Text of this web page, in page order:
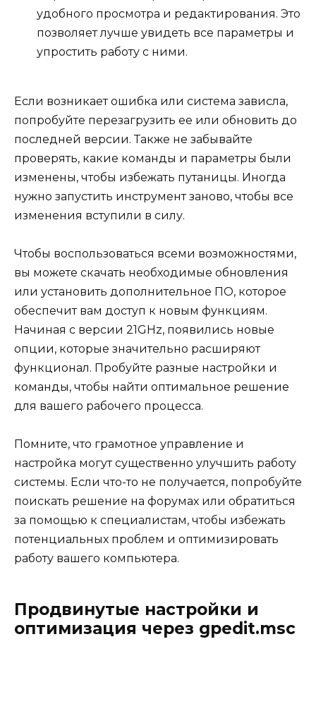
удобного просмотра и редактирования. Это
позволяет лучше увидеть все параметры и
упростить работу с ними.
Если возникает ошибка или система зависла,
попробуйте перезагрузить ее или обновить до
последней версии. Также не забывайте
проверять, какие команды и параметры были
изменены, чтобы избежать путаницы. Иногда
нужно запустить инструмент заново, чтобы все
изменения вступили в силу.
Чтобы воспользоваться всеми возможностями,
вы можете скачать необходимые обновления
или установить дополнительное ПО, которое
обеспечит вам доступ к новым функциям.
Начиная с версии 21GHz, появились новые
опции, которые значительно расширяют
функционал. Пробуйте разные настройки и
команды, чтобы найти оптимальное решение
для вашего рабочего процесса.
Помните, что грамотное управление и
настройка могут существенно улучшить работу
системы. Если что-то не получается, попробуйте
поискать решение на форумах или обратиться
за помощью к специалистам, чтобы избежать
потенциальных проблем и оптимизировать
работу вашего компьютера.
Продвинутые настройки и
оптимизация через gpedit.msc